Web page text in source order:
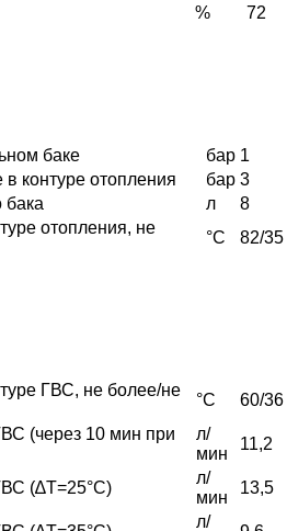
% 72
баке
бар 1
контуре отопления
бар 3
бака
л
8
отопления, не
°C 82/35
ГВС, не более/не
°C
60/36
(через 10 мин при
л/
мин
11,2
(∆Т=25°С)
л/
мин
13,5
л/